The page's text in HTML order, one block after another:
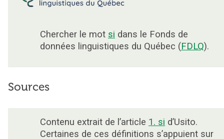
Chercher le mot si dans le Fonds de
données linguistiques du Québec (FDLQ).
Sources
Contenu extrait de l’article 1. si d’Usito.
Certaines de ces définitions s’appuient sur